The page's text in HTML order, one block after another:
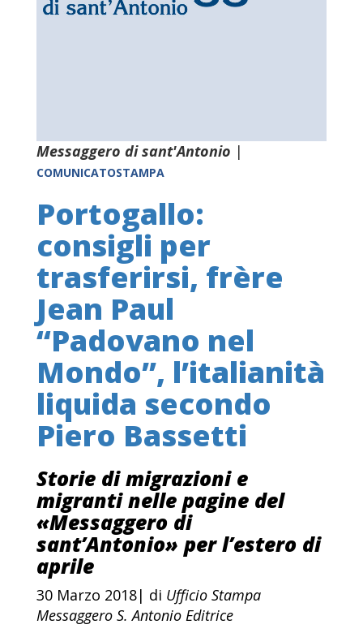
Messaggero di sant'Antonio |
COMUNICATOSTAMPA
Portogallo:
consigli per
trasferirsi, frère
Jean Paul
“Padovano nel
Mondo”, l’italianità
liquida secondo
Piero Bassetti
Storie di migrazioni e
migranti nelle pagine del
«Messaggero di
sant’Antonio» per l’estero di
aprile
30 Marzo 2018| di Ufficio Stampa
Messaggero S. Antonio Editrice